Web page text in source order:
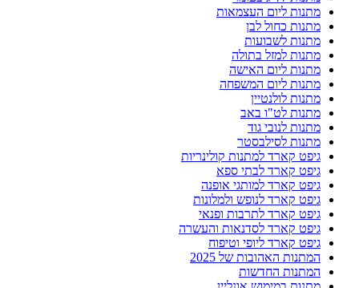
מתנות ליום העצמאות
מתנות כחול לבן
מתנות לשבועות
מתנות למזל בתולה
מתנות ליום האישה
מתנות ליום המשפחה
מתנות לולנטיין
מתנות לט"ו באב
מתנות לנובי גוד
מתנות לסילבסטר
גיפט קארד למתנות קולינריות
גיפט קארד לבתי ספא
גיפט קארד למותגי אופנה
גיפט קארד לנופש ולמלונות
גיפט קארד לתרבות ופנאי
גיפט קארד לסדנאות והעשרה
גיפט קארד ליופי וטיפוח
המתנות האהובות של 2025
המתנות החדשות